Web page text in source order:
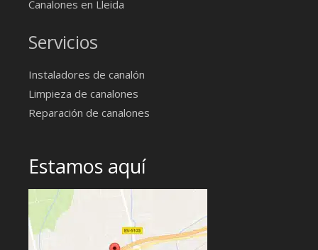
Canalones en Lleida
Servicios
Instaladores de canalón
Limpieza de canalones
Reparación de canalones
Estamos aquí